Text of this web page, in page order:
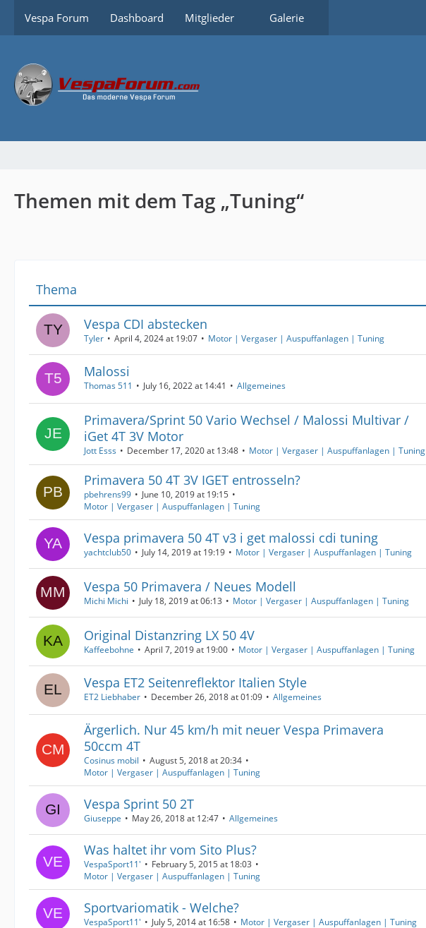
Vespa Forum Dashboard Mitglieder Galerie
Themen mit dem Tag „Tuning“
Thema
Vespa CDI abstecken
Tyler April 4, 2024 at 19:07 Motor | Vergaser | Auspuffanlagen | Tuning
Malossi
Thomas 511 July 16, 2022 at 14:41 Allgemeines
Primavera/Sprint 50 Vario Wechsel / Malossi Multivar /
iGet 4T 3V Motor
Jott Esss December 17, 2020 at 13:48 Motor | Vergaser | Auspuffanlagen | Tuning
Primavera 50 4T 3V IGET entrosseln?
pbehrens99
June 10, 2019 at 19:15
Motor | Vergaser | Auspuffanlagen | Tuning
Vespa primavera 50 4T v3 i get malossi cdi tuning
yachtclub50 July 14, 2019 at 19:19 Motor | Vergaser | Auspuffanlagen | Tuning
Vespa 50 Primavera / Neues Modell
Michi Michi July 18, 2019 at 06:13 Motor | Vergaser | Auspuffanlagen | Tuning
Original Distanzring LX 50 4V
Kaffeebohne April 7, 2019 at 19:00 Motor | Vergaser | Auspuffanlagen | Tuning
Vespa ET2 Seitenreflektor Italien Style
ET2 Liebhaber December 26, 2018 at 01:09 Allgemeines
Ärgerlich. Nur 45 km/h mit neuer Vespa Primavera
50ccm 4T
Cosinus mobil
August 5, 2018 at 20:34
Motor | Vergaser | Auspuffanlagen | Tuning
Vespa Sprint 50 2T
Giuseppe May 26, 2018 at 12:47 Allgemeines
Was haltet ihr vom Sito Plus?
VespaSport11'
February 5, 2015 at 18:03
Motor | Vergaser | Auspuffanlagen | Tuning
Sportvariomatik - Welche?
VespaSport11' July 5, 2014 at 16:58 Motor | Vergaser | Auspuffanlagen | Tuning